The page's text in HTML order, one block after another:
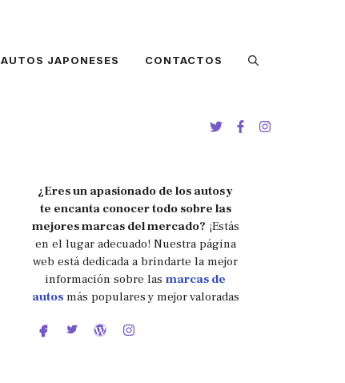
AUTOS JAPONESES CONTACTOS
¿Eres un apasionado de los autos y
te encanta conocer todo sobre las
mejores marcas del mercado? ¡Estás
en el lugar adecuado! Nuestra página
web está dedicada a brindarte la mejor
información sobre lasmarcas de
autosmás populares y mejor valoradas